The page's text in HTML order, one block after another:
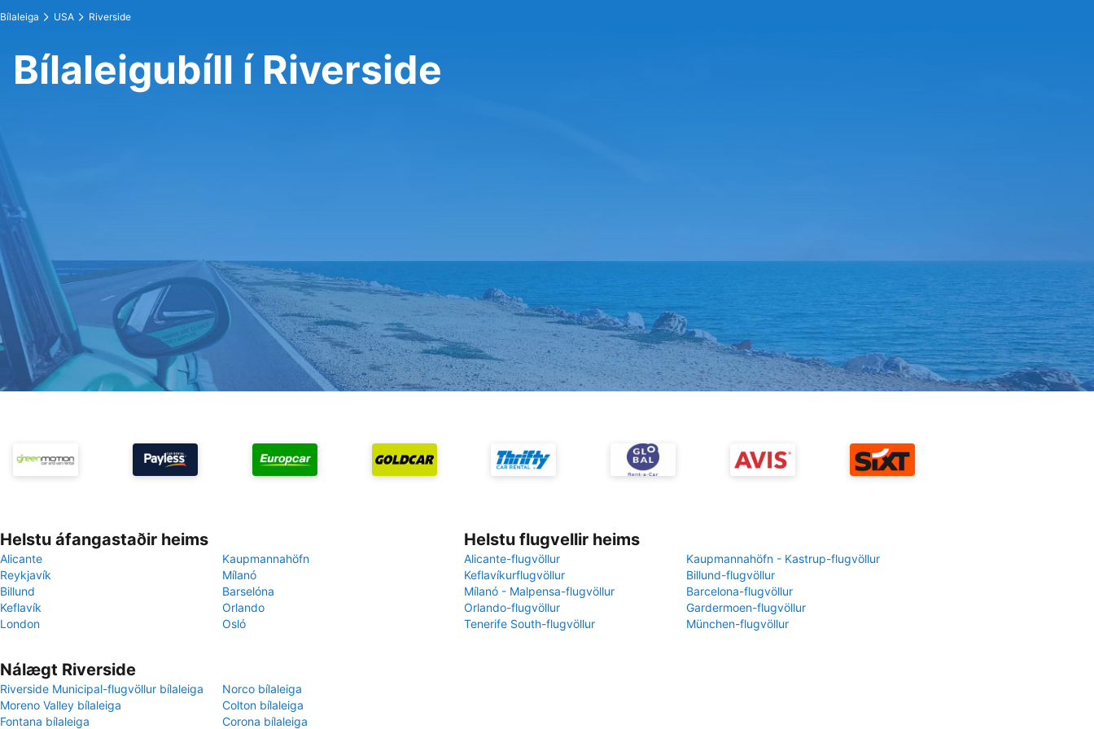
Bílaleiga USA Riverside
Bílaleigubíll í Riverside
Helstu áfangastaðir heims
Alicante
Kaupmannahöfn
Reykjavík
Mílanó
Billund
Barselóna
Keflavík
Orlando
London
Osló
Helstu flugvellir heims
Alicante-flugvöllur
Kaupmannahöfn - Kastrup-flugvöllur
Keflavíkurflugvöllur
Billund-flugvöllur
Mílanó - Malpensa-flugvöllur
Barcelona-flugvöllur
Orlando-flugvöllur
Gardermoen-flugvöllur
Tenerife South-flugvöllur
München-flugvöllur
Nálægt Riverside
Riverside Municipal-flugvöllur bílaleiga
Norco bílaleiga
Moreno Valley bílaleiga
Colton bílaleiga
Fontana bílaleiga
Corona bílaleiga